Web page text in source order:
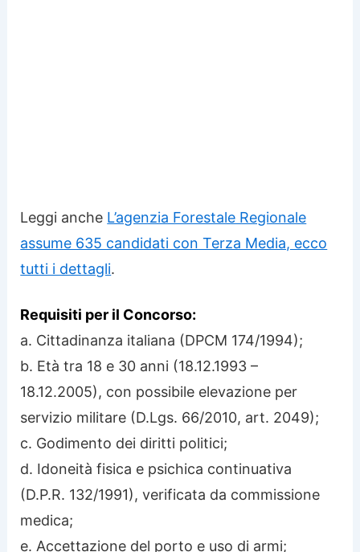
Leggi anche L’agenzia Forestale Regionale
assume 635 candidati con Terza Media, ecco
tutti i dettagli.
Requisiti per il Concorso:
a. Cittadinanza italiana (DPCM 174/1994);
b. Età tra 18 e 30 anni (18.12.1993 –
18.12.2005), con possibile elevazione per
servizio militare (D.Lgs. 66/2010, art. 2049);
c. Godimento dei diritti politici;
d. Idoneità fisica e psichica continuativa
(D.P.R. 132/1991), verificata da commissione
medica;
e. Accettazione del porto e uso di armi;